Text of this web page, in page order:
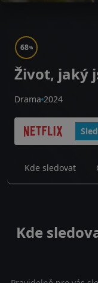
68%
Život, jaký
Drama 2024
Kde sledovat
Kde